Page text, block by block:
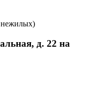
д. 22 на